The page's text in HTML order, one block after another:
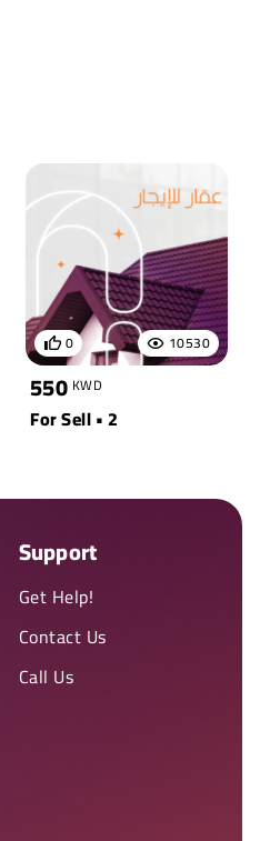
10530
0
550 KWD
For Sell • 2
Support
Get Help!
Contact Us
Call Us